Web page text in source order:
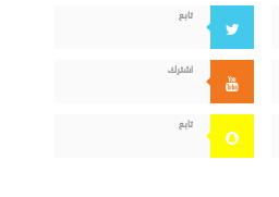
تابع
اشترك
تابع